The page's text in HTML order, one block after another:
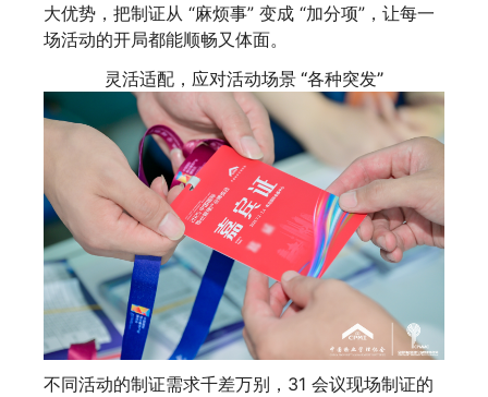
大优势，把制证从 “麻烦事” 变成 “加分项”，让每一
场活动的开局都能顺畅又体面。
灵活适配，应对活动场景 “各种突发”
不同活动的制证需求千差万别，31 会议现场制证的